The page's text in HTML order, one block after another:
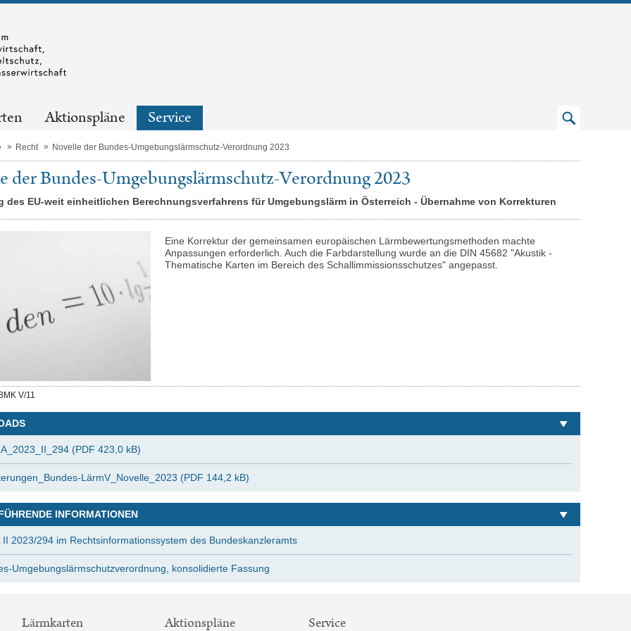
Aktionspläne Service
Zum
Recht Novelle der Bundes-Umgebungslärmschutz-Verordnung 2023
der Bundes-Umgebungslärmschutz-Verordnung 2023
des EU-weit einheitlichen Berechnungsverfahrens für Umgebungslärm in Österreich - Übernahme von Korrekturen
Eine Korrektur der gemeinsamen europäischen Lärmbewertungsmethoden machte
Anpassungen erforderlich. Auch die Farbdarstellung wurde an die DIN 45682 "Akustik -
Thematische Karten im Bereich des Schallimmissionsschutzes" angepasst.
BMK V/11
(PDF 423,0 kB)
LärmV_Novelle_2023 (PDF 144,2 kB)
INFORMATIONEN
II 2023/294 im Rechtsinformationssystem des Bundeskanzleramts
Umgebungslärmschutzverordnung, konsolidierte Fassung
Lärmkarten Aktionspläne Service